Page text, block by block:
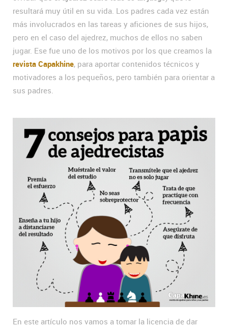
resultará muy útil en su vida. Los padres cada vez están
más involucrados en las tareas y aficiones de sus hijos,
pero en el caso del ajedrez, muchos de ellos no saben
jugar. Ese fue uno de los motivos por los que creamos la
revista Capakhine, para aportar contenidos técnicos y
motivadores a los pequeños, pero también para orientar a
sus padres.
En este artículo nos vamos a tomar la licencia de dar